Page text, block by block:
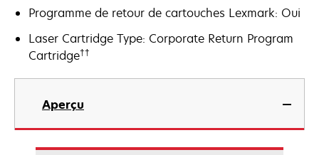
Programme de retour de cartouches Lexmark: Oui
Laser Cartridge Type: Corporate Return Program
Cartridge††
Aperçu